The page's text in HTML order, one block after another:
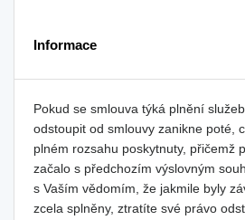
Informace
Pokud se smlouva týká plnění
odstoupit od smlouvy zanikne poté,
plném rozsahu poskytnuty, přičemž
začalo s předchozím výslovným
s Vaším vědomím, že jakmile byly
zcela splněny, ztratíte své právo